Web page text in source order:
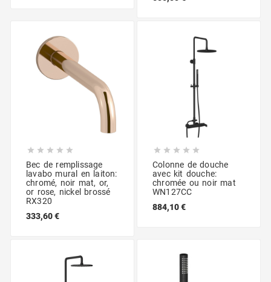
    
Bec de remplissage
lavabo mural en laiton:
chromé, noir mat, or,
or rose, nickel brossé
RX320
333,60 €
    
Colonne de douche
avec kit douche:
chromée ou noir mat
WN127CC
884,10 €